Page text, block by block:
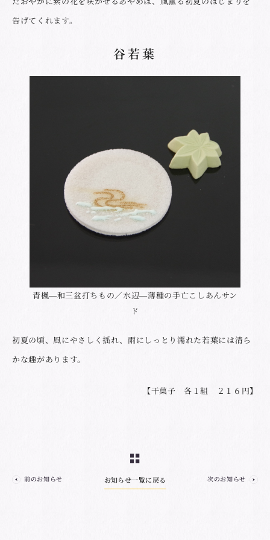
告げてくれます。
谷若葉
青楓―和三盆打ちもの／水辺―薄種の手亡こしあんサン
ド
初夏の頃、風にやさしく揺れ、雨にしっとり濡れた若葉には清ら
かな趣があります。
【干菓子 各１組 ２１６円】
前のお知らせ お知らせ一覧に戻る 次のお知らせ